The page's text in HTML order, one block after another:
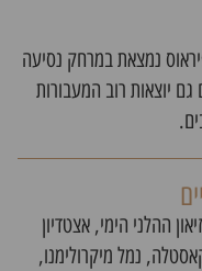
נמצאת במרחק נסיעה
יוצאות רוב המעבורות
ההלני הימי, אצטדיון
נמל מיקרולימנו,